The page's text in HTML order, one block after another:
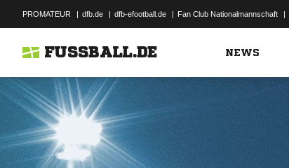
PROMATEUR | dfb.de | dfb-efootball.de | Fan Club Nationalmannschaft |
FUSSBALL.DE NEWS